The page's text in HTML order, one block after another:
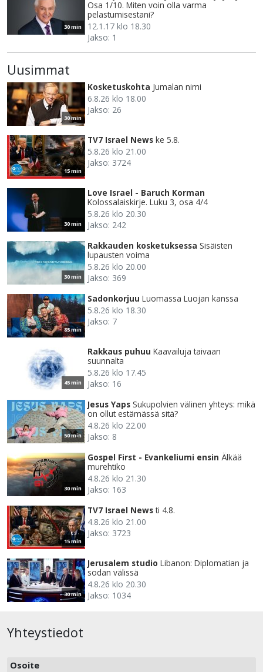
30 min
Osa 1/10. Miten voin olla varma
pelastumisestani?
12.1.17 klo 18.30
Jakso: 1
Uusimmat
30 min
Kosketuskohta Jumalan nimi
6.8.26 klo 18.00
Jakso: 26
15 min
TV7 Israel News ke 5.8.
5.8.26 klo 21.00
Jakso: 3724
30 min
Love Israel - Baruch Korman
Kolossalaiskirje. Luku 3, osa 4/4
5.8.26 klo 20.30
Jakso: 242
30 min
Rakkauden kosketuksessa Sisäisten
lupausten voima
5.8.26 klo 20.00
Jakso: 369
85 min
Sadonkorjuu Luomassa Luojan kanssa
5.8.26 klo 18.30
Jakso: 7
45 min
Rakkaus puhuu Kaavailuja taivaan
suunnalta
5.8.26 klo 17.45
Jakso: 16
50 min
Jesus Yaps Sukupolvien välinen yhteys: mikä
on ollut estämässä sitä?
4.8.26 klo 22.00
Jakso: 8
30 min
Gospel First - Evankeliumi ensin Älkää
murehtiko
4.8.26 klo 21.30
Jakso: 163
15 min
TV7 Israel News ti 4.8.
4.8.26 klo 21.00
Jakso: 3723
30 min
Jerusalem studio Libanon: Diplomatian ja
sodan välissä
4.8.26 klo 20.30
Jakso: 1034
Yhteystiedot
Osoite